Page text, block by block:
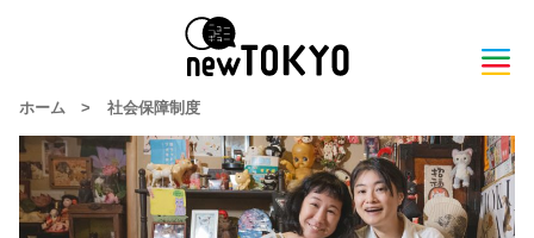
ホーム > 社会保障制度